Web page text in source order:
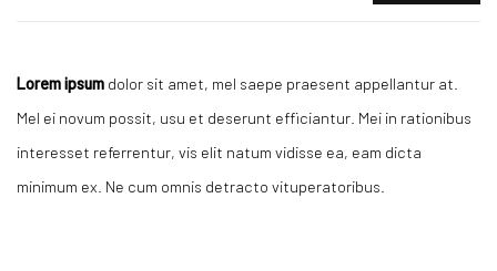
Lorem ipsum dolor sit amet, mel saepe praesent appellantur at.
Mel ei novum possit, usu et deserunt efficiantur. Mei in rationibus
interesset referrentur, vis elit natum vidisse ea, eam dicta
minimum ex. Ne cum omnis detracto vituperatoribus.